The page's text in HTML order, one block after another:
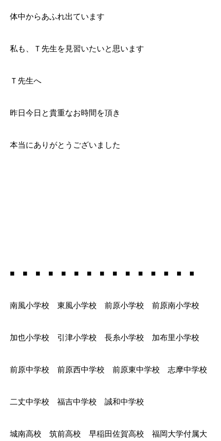
体中からあふれ出ています
私も、Ｔ先生を見習いたいと思います
Ｔ先生へ
昨日今日と貴重なお時間を頂き
本当にありがとうございました
■ ■ ■ ■ ■ ■ ■ ■ ■ ■ ■ ■ ■ ■ ■
南風小学校 東風小学校 前原小学校 前原南小学校
加也小学校 引津小学校 長糸小学校 加布里小学校
前原中学校 前原西中学校 前原東中学校 志摩中学校
二丈中学校 福吉中学校 誠和中学校
城南高校 筑前高校 早稲田佐賀高校 福岡大学付属大